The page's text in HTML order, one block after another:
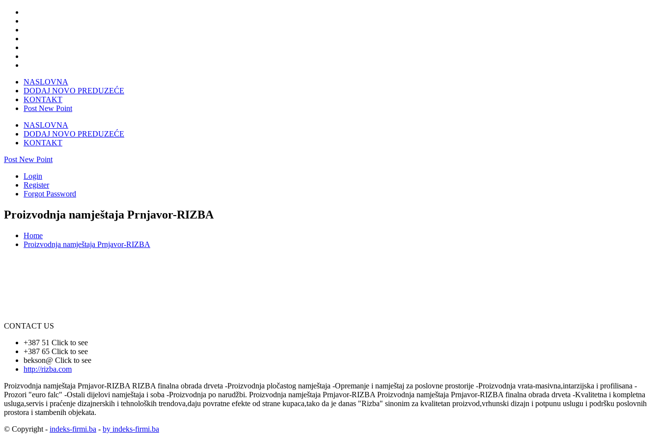
NASLOVNA
DODAJ NOVO PREDUZEĆE
KONTAKT
Post New Point
NASLOVNA
DODAJ NOVO PREDUZEĆE
KONTAKT
Post New Point
Login
Register
Forgot Password
Proizvodnja namještaja Prnjavor-RIZBA
Home
Proizvodnja namještaja Prnjavor-RIZBA
CONTACT US
+387 51 Click to see
+387 65 Click to see
bekson@ Click to see
http://rizba.com
Proizvodnja namještaja Prnjavor-RIZBA RIZBA finalna obrada drveta -Proizvodnja pločastog namještaja -Opremanje i namještaj za poslovne prostorije -Proizvodnja vrata-masivna,intarzijska i profilisana -
Prozori "euro falc" -Ostali dijelovi namještaja i soba -Proizvodnja po narudžbi. Proizvodnja namještaja Prnjavor-RIZBA Proizvodnja namještaja Prnjavor-RIZBA finalna obrada drveta -Kvalitetna i kompletna
usluga,servis i praćenje dizajnerskih i tehnoloških trendova,daju povratne efekte od strane kupaca,tako da je danas "Rizba" sinonim za kvalitetan proizvod,vrhunski dizajn i potpunu uslugu i podršku poslovnih
prostora i stambenih objekata.
© Copyright - indeks-firmi.ba - by indeks-firmi.ba